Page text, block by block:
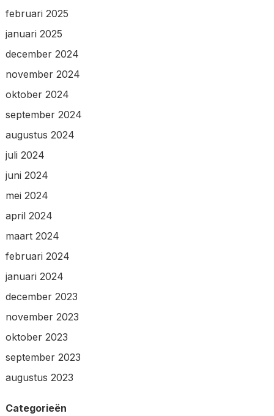
februari 2025
januari 2025
december 2024
november 2024
oktober 2024
september 2024
augustus 2024
juli 2024
juni 2024
mei 2024
april 2024
maart 2024
februari 2024
januari 2024
december 2023
november 2023
oktober 2023
september 2023
augustus 2023
Categorieën